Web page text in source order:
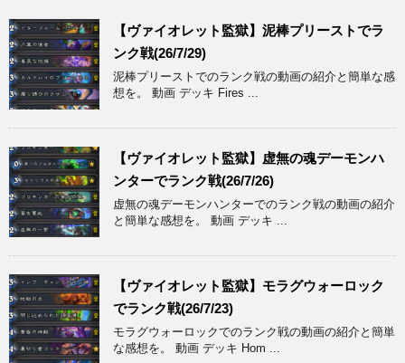
【ヴァイオレット監獄】泥棒プリーストでラ
ンク戦(26/7/29)
泥棒プリーストでのランク戦の動画の紹介と簡単な感
想を。 動画 デッキ Fires ...
【ヴァイオレット監獄】虚無の魂デーモンハ
ンターでランク戦(26/7/26)
虚無の魂デーモンハンターでのランク戦の動画の紹介
と簡単な感想を。 動画 デッキ ...
【ヴァイオレット監獄】モラグウォーロック
でランク戦(26/7/23)
モラグウォーロックでのランク戦の動画の紹介と簡単
な感想を。 動画 デッキ Hom ...